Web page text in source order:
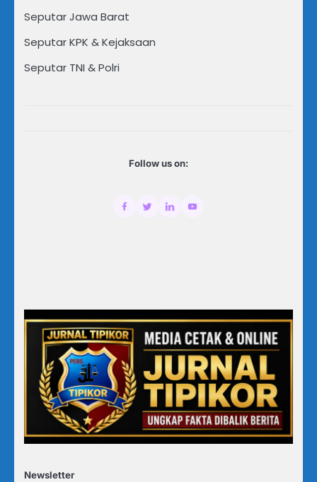
Seputar Jawa Barat
Seputar KPK & Kejaksaan
Seputar TNI & Polri
Follow us on:
Newsletter